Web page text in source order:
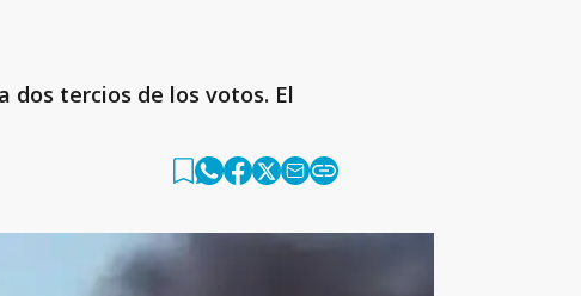
dos tercios de los votos. El